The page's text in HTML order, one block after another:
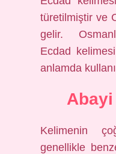
türetilmiştir ve
gelir.
Ecdad
anlamda
Kelimenin
genellikle